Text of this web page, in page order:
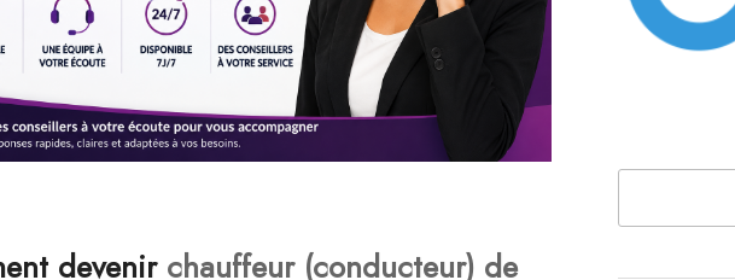
devenirchauffeur (conducteur) de